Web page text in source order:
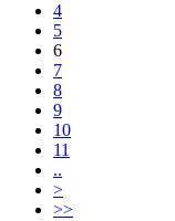
4
5
6
7
8
9
10
11
..
>
>>